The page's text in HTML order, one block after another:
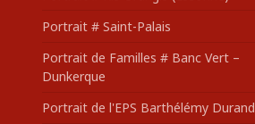
Portrait # Saint-Palais
Portrait de Familles # Banc Vert –
Dunkerque
Portrait de l'EPS Barthélémy Durand